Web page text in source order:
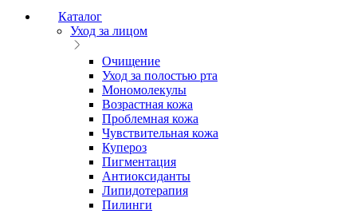
Каталог
Уход за лицом
Очищение
Уход за полостью рта
Мономолекулы
Возрастная кожа
Проблемная кожа
Чувствительная кожа
Купероз
Пигментация
Антиоксиданты
Липидотерапия
Пилинги